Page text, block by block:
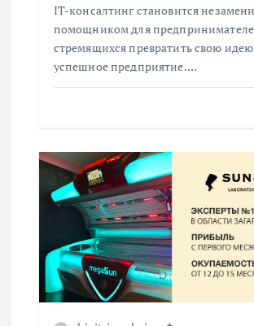
IT-консалтинг становится
помощником для
стремящихся превратить свою
успешное предприятие.…